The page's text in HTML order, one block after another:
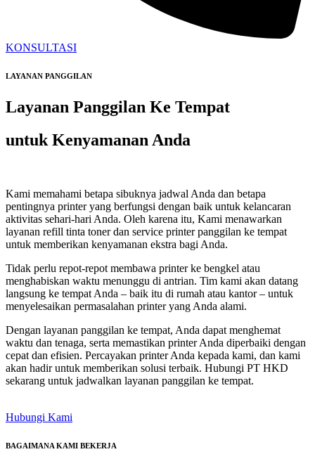
KONSULTASI
LAYANAN PANGGILAN
Layanan Panggilan Ke Tempat
untuk Kenyamanan Anda
Kami memahami betapa sibuknya jadwal Anda dan betapa
pentingnya printer yang berfungsi dengan baik untuk kelancaran
aktivitas sehari-hari Anda. Oleh karena itu, Kami menawarkan
layanan refill tinta toner dan service printer panggilan ke tempat
untuk memberikan kenyamanan ekstra bagi Anda.
Tidak perlu repot-repot membawa printer ke bengkel atau
menghabiskan waktu menunggu di antrian. Tim kami akan datang
langsung ke tempat Anda – baik itu di rumah atau kantor – untuk
menyelesaikan permasalahan printer yang Anda alami.
Dengan layanan panggilan ke tempat, Anda dapat menghemat
waktu dan tenaga, serta memastikan printer Anda diperbaiki dengan
cepat dan efisien. Percayakan printer Anda kepada kami, dan kami
akan hadir untuk memberikan solusi terbaik. Hubungi PT HKD
sekarang untuk jadwalkan layanan panggilan ke tempat.
Hubungi Kami
BAGAIMANA KAMI BEKERJA